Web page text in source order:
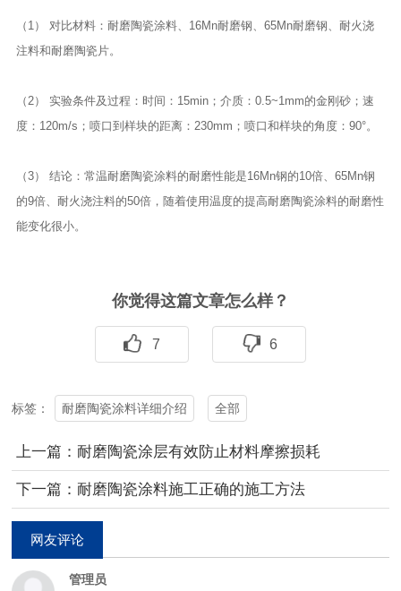
（1） 对比材料：耐磨陶瓷涂料、16Mn耐磨钢、65Mn耐磨钢、耐火浇
注料和耐磨陶瓷片。
（2） 实验条件及过程：时间：15min；介质：0.5~1mm的金刚砂；速
度：120m/s；喷口到样块的距离：230mm；喷口和样块的角度：90°。
（3） 结论：常温耐磨陶瓷涂料的耐磨性能是16Mn钢的10倍、65Mn钢
的9倍、耐火浇注料的50倍，随着使用温度的提高耐磨陶瓷涂料的耐磨性
能变化很小。
你觉得这篇文章怎么样？
7 6
标签： 耐磨陶瓷涂料详细介绍 全部
上一篇：耐磨陶瓷涂层有效防止材料摩擦损耗
下一篇：耐磨陶瓷涂料施工正确的施工方法
网友评论
管理员